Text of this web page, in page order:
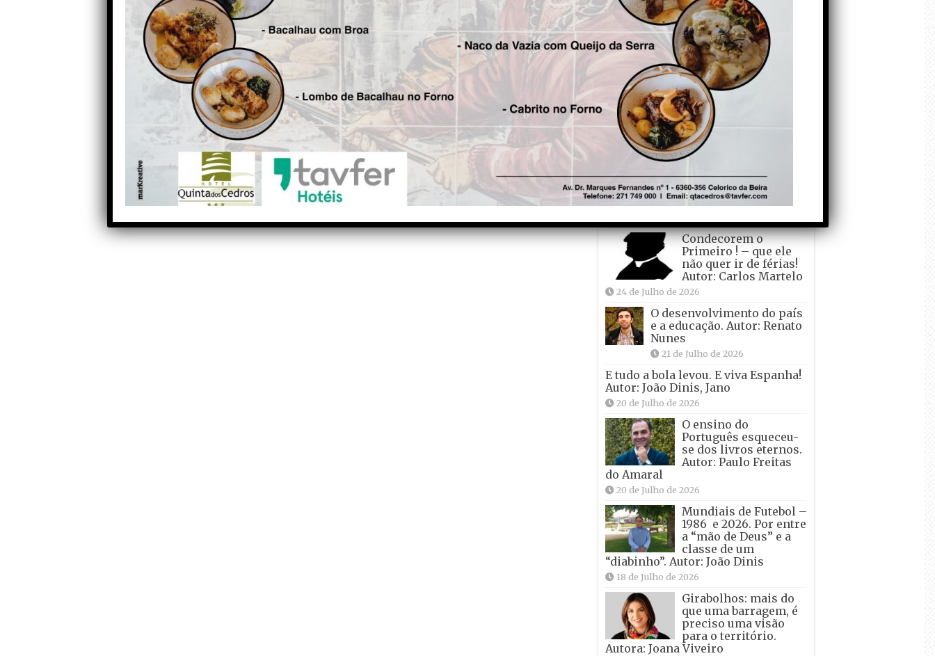
A marca Sporting em
todo o mundo está a
crescer atrás de
Ronaldo. Autor: Paulo
Freitas do Amaral
5 de Agosto de 2026
Falso crescimento…
Autor: Nuno Pereira
1 de Agosto de 2026
Tadei Pogacar vence o
“Tour” – A “Volta a
França em Bicicleta”
pela quinta vez! Autor:
João Dinis
Condecorem o
Primeiro ! – que ele
não quer ir de férias!
Autor: Carlos Martelo
24 de Julho de 2026
O desenvolvimento do país
e a educação. Autor: Renato
Nunes
21 de Julho de 2026
E tudo a bola levou. E viva Espanha!
Autor: João Dinis, Jano
20 de Julho de 2026
O ensino do
Português esqueceu-
se dos livros eternos.
Autor: Paulo Freitas
do Amaral
20 de Julho de 2026
Mundiais de Futebol –
1986 e 2026. Por entre
a “mão de Deus” e a
classe de um
“diabinho”. Autor: João Dinis
18 de Julho de 2026
Girabolhos: mais do
que uma barragem, é
preciso uma visão
para o território.
Autora: Joana Viveiro